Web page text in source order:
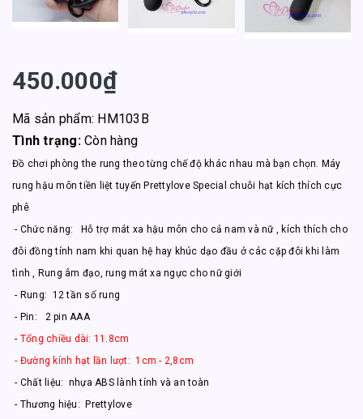
450.000₫
Mã sản phẩm: HM103B
Tình trạng: Còn hàng
Đồ chơi phòng the rung theo từng chế độ khác nhau mà bạn chọn. Máy
rung hậu môn tiền liệt tuyến Prettylove Special chuỗi hạt kích thích cực
phê
- Chức năng: Hỗ trợ mát xa hậu môn cho cả nam và nữ , kích thích cho
đôi đồng tính nam khi quan hệ hay khúc dạo đầu ở các cặp đôi khi làm
tình , Rung âm đạo, rung mát xa ngực cho nữ giới
- Rung: 12 tần số rung
- Pin: 2 pin AAA
- Tổng chiều dài: 11.8cm
- Đường kính hạt lần lượt: 1cm - 2,8cm
- Chất liệu: nhựa ABS lành tính và an toàn
- Thương hiệu: Prettylove